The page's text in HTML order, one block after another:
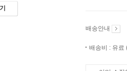
배송안내
배송비 : 유료